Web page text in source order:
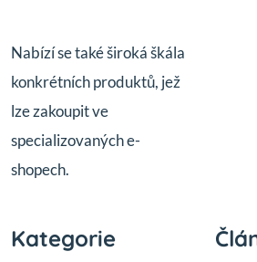
Nabízí se také široká škála
konkrétních produktů, jež
lze zakoupit ve
specializovaných e-
shopech.
Kategorie